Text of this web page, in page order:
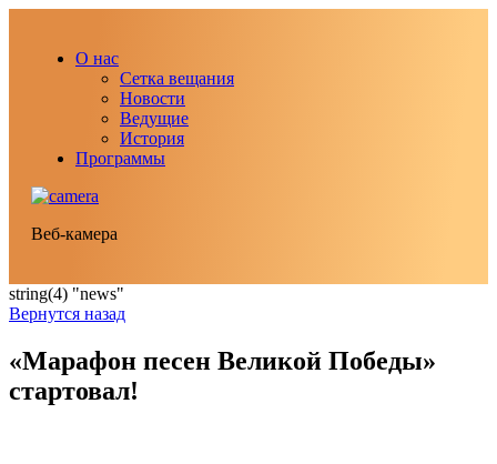
О нас
Сетка вещания
Новости
Ведущие
История
Программы
Веб-камера
string(4) "news"
Вернутся назад
«Марафон песен Великой Победы»
стартовал!